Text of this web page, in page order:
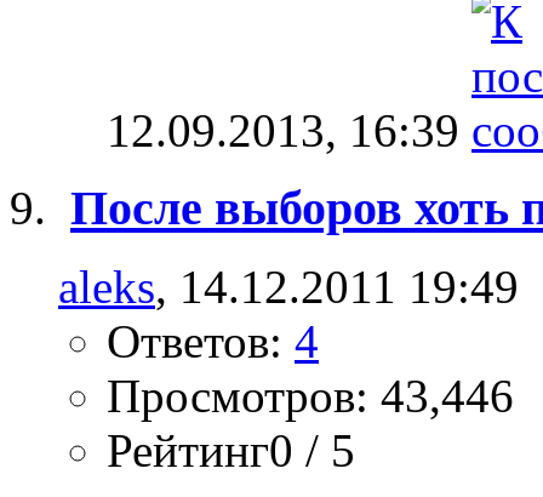
12.09.2013, 16:39
После выборов хоть
aleks, 14.12.2011 19:49
Ответов: 4
Просмотров: 43,446
Рейтинг0 / 5